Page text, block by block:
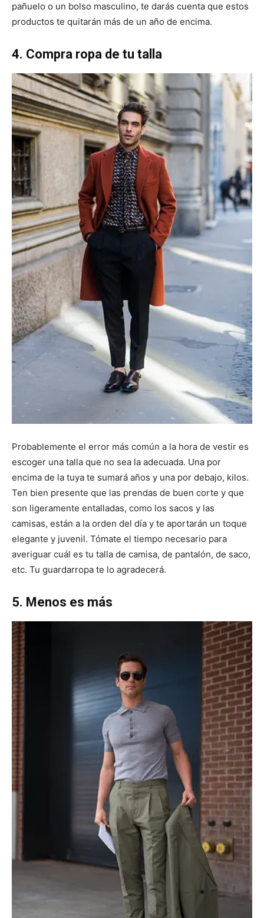
pañuelo o un bolso masculino, te darás cuenta que estos
productos te quitarán más de un año de encima.
4. Compra ropa de tu talla
Probablemente el error más común a la hora de vestir es
escoger una talla que no sea la adecuada. Una por
encima de la tuya te sumará años y una por debajo, kilos.
Ten bien presente que las prendas de buen corte y que
son ligeramente entalladas, como los sacos y las
camisas, están a la orden del día y te aportarán un toque
elegante y juvenil. Tómate el tiempo necesario para
averiguar cuál es tu talla de camisa, de pantalón, de saco,
etc. Tu guardarropa te lo agradecerá.
5. Menos es más